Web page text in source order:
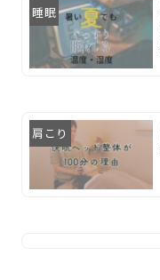
睡眠
肩こり